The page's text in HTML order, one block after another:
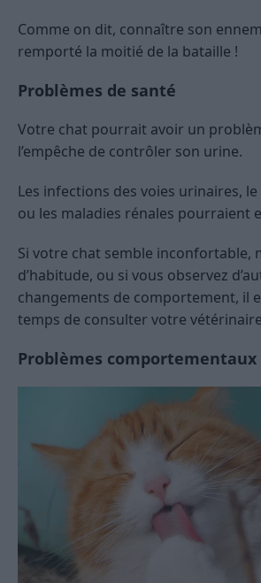
Comme on dit, connaître son
remporté la moitié de la bataille !
Problèmes de santé
Votre chat pourrait avoir un
l’empêche de contrôler son urine.
Les infections des voies urinaires,
ou les maladies rénales pourraient
Si votre chat semble inconfortable,
d’habitude, ou si vous observez
changements de comportement, il
temps de consulter votre
Problèmes comportementaux